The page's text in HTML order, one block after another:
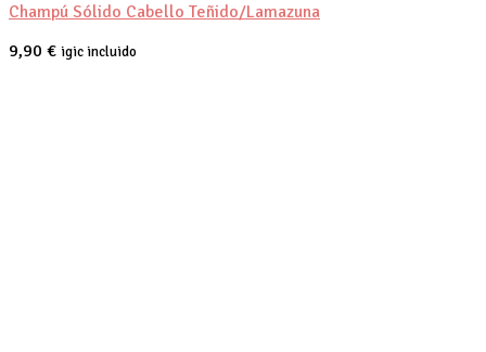
Champú Sólido Cabello Teñido/Lamazuna
9,90 € igic incluido